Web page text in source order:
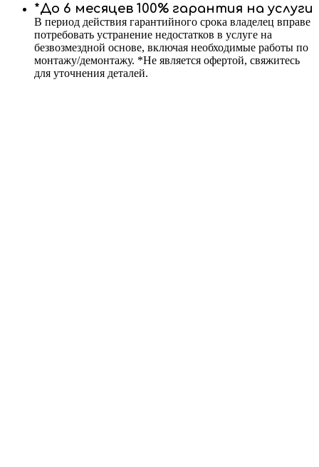
*До 6 месяцев 100% гарантия на услуги
В период действия гарантийного срока владелец вправе
потребовать устранение недостатков в услуге на
безвозмездной основе, включая необходимые работы по
монтажу/демонтажу. *Не является офертой, свяжитесь
для уточнения деталей.